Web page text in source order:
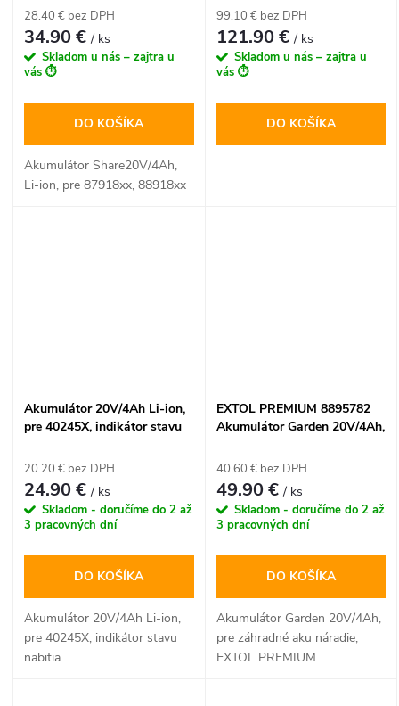
pre každého profesionála.
28.40 € bez DPH
34.90 €/ ks
Skladom u nás – zajtra u
vás ⏱️
DO KOŠÍKA
Akumulátor Share20V/4Ah,
Li-ion, pre 87918xx, 88918xx
99.10 € bez DPH
121.90 €/ ks
Skladom u nás – zajtra u
vás ⏱️
DO KOŠÍKA
Akumulátor 20V/4Ah Li-ion,
pre 40245X, indikátor stavu
20.20 € bez DPH
24.90 €/ ks
Skladom - doručíme do 2 až
3 pracovných dní
DO KOŠÍKA
Akumulátor 20V/4Ah Li-ion,
pre 40245X, indikátor stavu
nabitia
EXTOL PREMIUM 8895782
Akumulátor Garden 20V/4Ah,
40.60 € bez DPH
49.90 €/ ks
Skladom - doručíme do 2 až
3 pracovných dní
DO KOŠÍKA
Akumulátor Garden 20V/4Ah,
pre záhradné aku náradie,
EXTOL PREMIUM